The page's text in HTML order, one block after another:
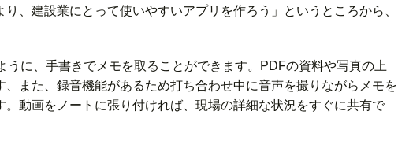
、建設業にとって使いやすいアプリを作ろう」というところから、
うに、手書きでメモを取ることができます。PDFの資料や写真の上
、また、録音機能があるため打ち合わせ中に音声を撮りながらメモを
。動画をノートに張り付ければ、現場の詳細な状況をすぐに共有で